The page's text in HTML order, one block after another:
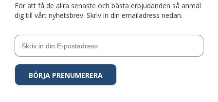
För att få de allra senaste och bästa erbjudanden så anmäl
dig till vårt nyhetsbrev. Skriv in din emailadress nedan.